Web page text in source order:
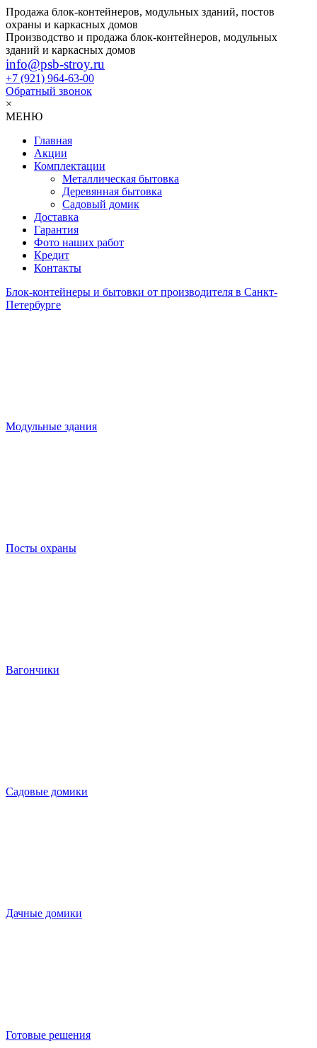
Продажа блок-контейнеров, модульных зданий, постов
охраны и каркасных домов
Производство и продажа блок-контейнеров, модульных
зданий и каркасных домов
info@psb-stroy.ru
+7 (921) 964-63-00
Обратный звонок
×
МЕНЮ
Главная
Акции
Комплектации
Металлическая бытовка
Деревянная бытовка
Садовый домик
Доставка
Гарантия
Фото наших работ
Кредит
Контакты
Блок-контейнеры и бытовки от производителя в Санкт-
Петербурге
Модульные здания
Посты охраны
Вагончики
Садовые домики
Дачные домики
Готовые решения